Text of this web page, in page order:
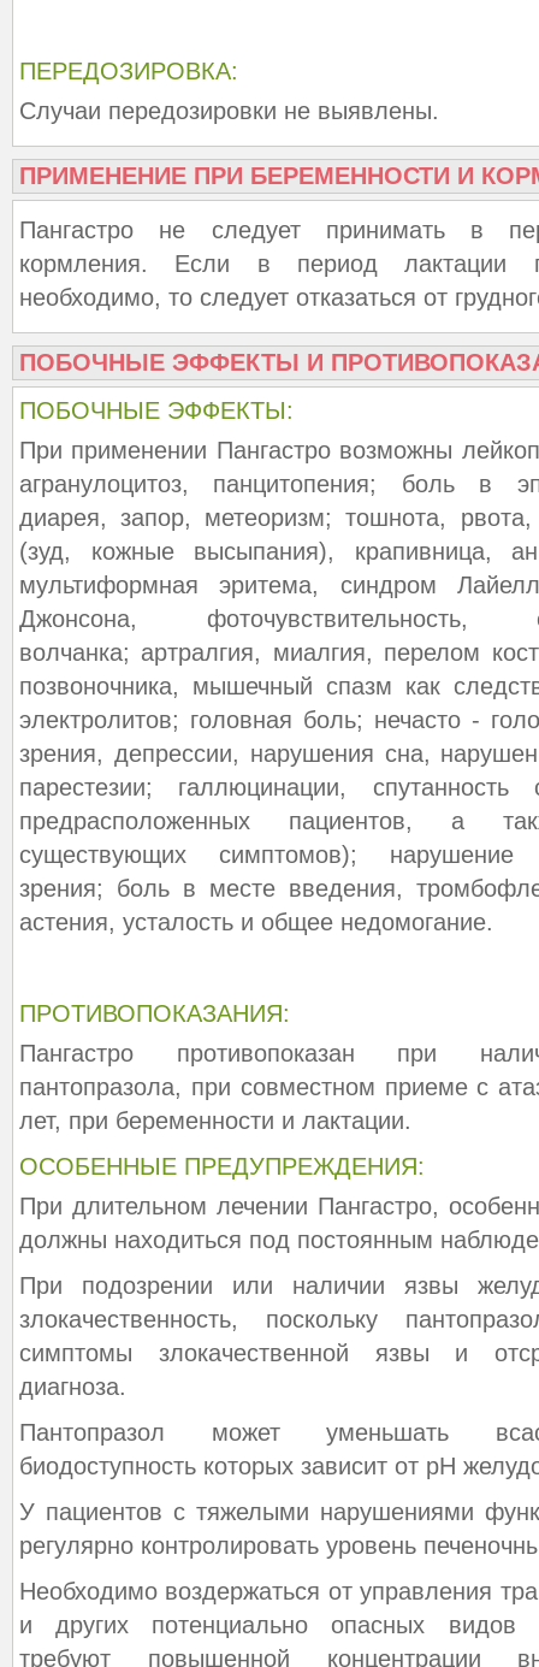
ПЕРЕДОЗИРОВКА:
Случаи передозировки не выявлены.
ПРИМЕНЕНИЕ ПРИ БЕРЕМЕННОСТИ И
Пангастро не следует принимать в
кормления. Если в период лактации
необходимо, то следует отказаться от
ПОБОЧНЫЕ ЭФФЕКТЫ И
ПОБОЧНЫЕ ЭФФЕКТЫ:
При применении Пангастро возможны
агранулоцитоз, панцитопения; боль в
диарея, запор, метеоризм; тошнота, рвота,
(зуд, кожные высыпания), крапивница,
мультиформная эритема, синдром
Джонсона, фоточувствительность,
волчанка; артралгия, миалгия, перелом
позвоночника, мышечный спазм как
электролитов; головная боль; нечасто -
зрения, депрессии, нарушения сна,
парестезии; галлюцинации,
предрасположенных пациентов, а
существующих симптомов);
зрения; боль в месте введения,
астения, усталость и общее недомогание.
ПРОТИВОПОКАЗАНИЯ:
Пангастро противопоказан при
пантопразола, при совместном приеме с
лет, при беременности и лактации.
ОСОБЕННЫЕ ПРЕДУПРЕЖДЕНИЯ:
При длительном лечении Пангастро,
должны находиться под постоянным
При подозрении или наличии язвы
злокачественность, поскольку
симптомы злокачественной язвы и
диагноза.
Пантопразол может уменьшать
биодоступность которых зависит от рН
У пациентов с тяжелыми нарушениями
регулярно контролировать уровень
Необходимо воздержаться от управления
и других потенциально опасных видов
требуют повышенной концентрации